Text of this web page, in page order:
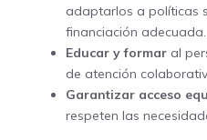
adaptarlos a políticas
financiación adecuada.
Educar y formar al
de atención
Garantizar acceso
respeten las